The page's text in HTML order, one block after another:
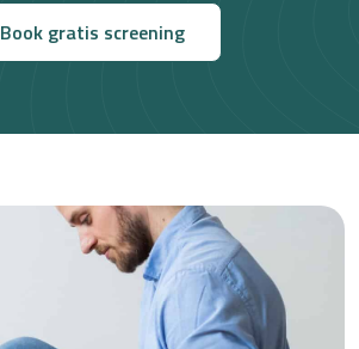
Book gratis screening